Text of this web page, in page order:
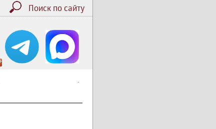
Поиск по сайту
.